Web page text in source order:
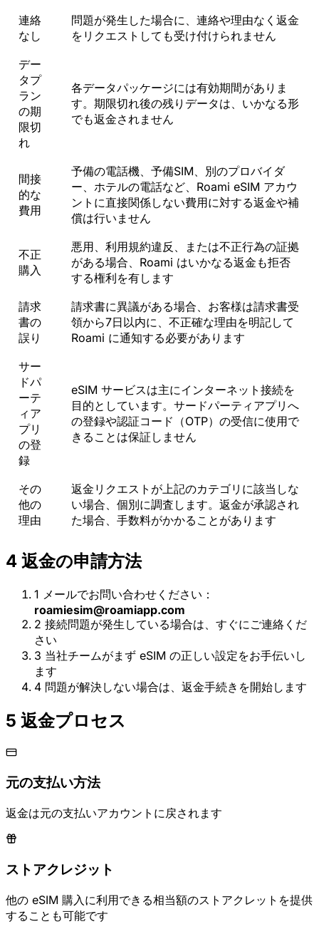
連絡
なし
問題が発生した場合に、連絡や理由なく返金
をリクエストしても受け付けられません
デー
タプ
ラン
の期
限切
れ
各データパッケージには有効期間がありま
す。期限切れ後の残りデータは、いかなる形
でも返金されません
間接
的な
費用
予備の電話機、予備SIM、別のプロバイダ
ー、ホテルの電話など、Roami eSIM アカウ
ントに直接関係しない費用に対する返金や補
償は行いません
不正
購入
悪用、利用規約違反、または不正行為の証拠
がある場合、Roami はいかなる返金も拒否
する権利を有します
請求
書の
誤り
請求書に異議がある場合、お客様は請求書受
領から7日以内に、不正確な理由を明記して
Roami に通知する必要があります
サー
ドパ
ーテ
ィア
プリ
の登
録
eSIM サービスは主にインターネット接続を
目的としています。サードパーティアプリへ
の登録や認証コード（OTP）の受信に使用で
きることは保証しません
その
他の
理由
返金リクエストが上記のカテゴリに該当しな
い場合、個別に調査します。返金が承認され
た場合、手数料がかかることがあります
4 返金の申請方法
1 メールでお問い合わせください：
roamiesim@roamiapp.com
2 接続問題が発生している場合は、すぐにご連絡くだ
さい
3 当社チームがまず eSIM の正しい設定をお手伝いし
ます
4 問題が解決しない場合は、返金手続きを開始します
5 返金プロセス
元の支払い方法
返金は元の支払いアカウントに戻されます
ストアクレジット
他の eSIM 購入に利用できる相当額のストアクレットを提供
することも可能です